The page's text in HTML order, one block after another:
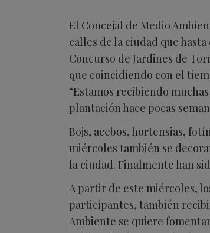
El Concejal de Medio
calles de la ciudad que
Concurso de Jardines de
que coincidiendo con el
“Estamos recibiendo
plantación hace pocas
Bojs, acebos, hortensias,
miércoles también se
la ciudad. Finalmente han
A partir de este miércoles,
participantes, también
Ambiente se quiere